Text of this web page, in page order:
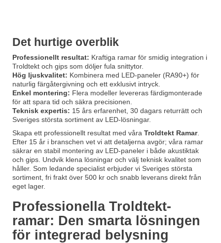
Det hurtige overblik
Professionellt resultat: Kraftiga ramar för smidig integration i
Troldtekt och gips som döljer fula snittytor.
Hög ljuskvalitet: Kombinera med LED-paneler (RA90+) för
naturlig färgåtergivning och ett exklusivt intryck.
Enkel montering: Flera modeller levereras färdigmonterade
för att spara tid och säkra precisionen.
Teknisk expertis: 15 års erfarenhet, 30 dagars returrätt och
Sveriges största sortiment av LED-lösningar.
Skapa ett professionellt resultat med våra Troldtekt Ramar.
Efter 15 år i branschen vet vi att detaljerna avgör; våra ramar
säkrar en stabil montering av LED-paneler i både akustiktak
och gips. Undvik klena lösningar och välj teknisk kvalitet som
håller. Som ledande specialist erbjuder vi Sveriges största
sortiment, fri frakt över 500 kr och snabb leverans direkt från
eget lager.
Professionella Troldtekt-
ramar: Den smarta lösningen
för integrerad belysning